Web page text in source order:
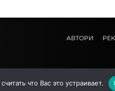
АВТОРИ
что Вас это устраивает.